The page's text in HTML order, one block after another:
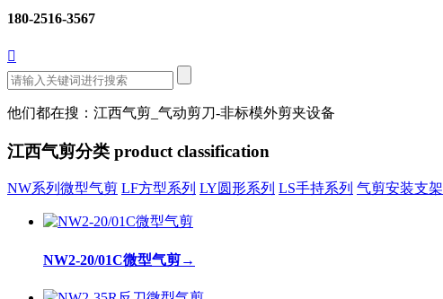
180-2516-3567

他们都在搜：江西气剪_气动剪刀-非标模外剪夹设备
江西气剪分类 product classification
NW系列微型气剪 LF方型系列 LY圆形系列 LS手持系列 气剪安装支架
NW2-20/01C微型气剪→